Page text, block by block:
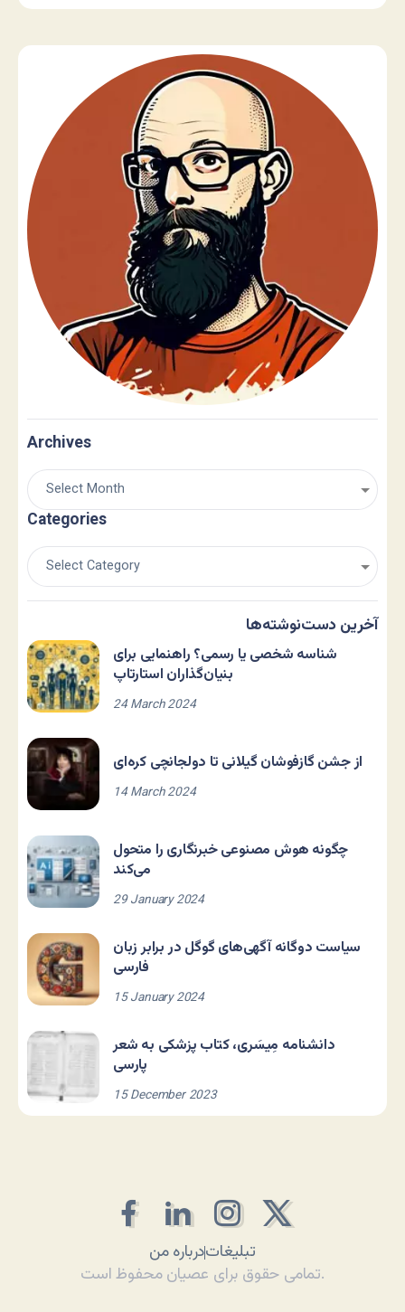
Archives
Categories
آخرین دست‌نوشته‌ها
شناسه شخصی یا رسمی؟ راهنمایی برای
بنیان‌گذاران استارتاپ
24 March 2024
از جشن گازفوشان گیلانی تا دولجانچی کره‌ای
14 March 2024
چگونه هوش مصنوعی خبرنگاری را متحول
می‌کند
29 January 2024
سیاست دوگانه آگهی‌های گوگل در برابر زبان
فارسی
15 January 2024
دانشنامه مِیسَری، کتاب پزشکی به شعر
پارسی
15 December 2023
درباره منتبلیغات
تمامی حقوق برای عصیان محفوظ است.